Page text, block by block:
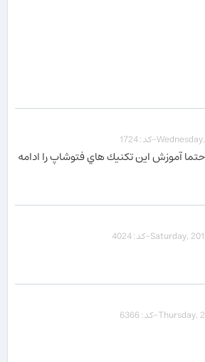
آموزش اين تكنيك هاي فتوشاپ را ادامه